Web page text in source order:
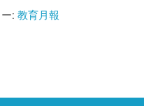
: 教育月報